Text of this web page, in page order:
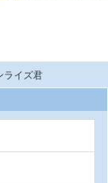
ライズ君